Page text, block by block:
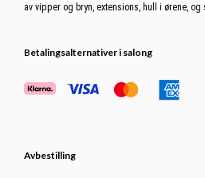
av vipper og bryn, extensions, hull i ørene,
Betalingsalternativer i salong
Avbestilling